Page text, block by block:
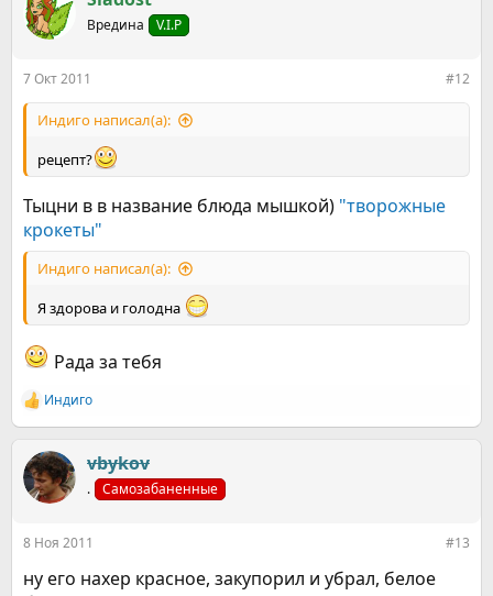
Вредина V.I.P
7 Окт 2011 #12
Индиго написал(а):
рецепт?
Тыцни в в название блюда мышкой) "творожные
крокеты"
Индиго написал(а):
Я здорова и голодна
Рада за тебя
Р
е
к
ц
и
Индиго
vbykov
. Самозабаненные
8 Ноя 2011 #13
ну его нахер красное, закупорил и убрал, белое